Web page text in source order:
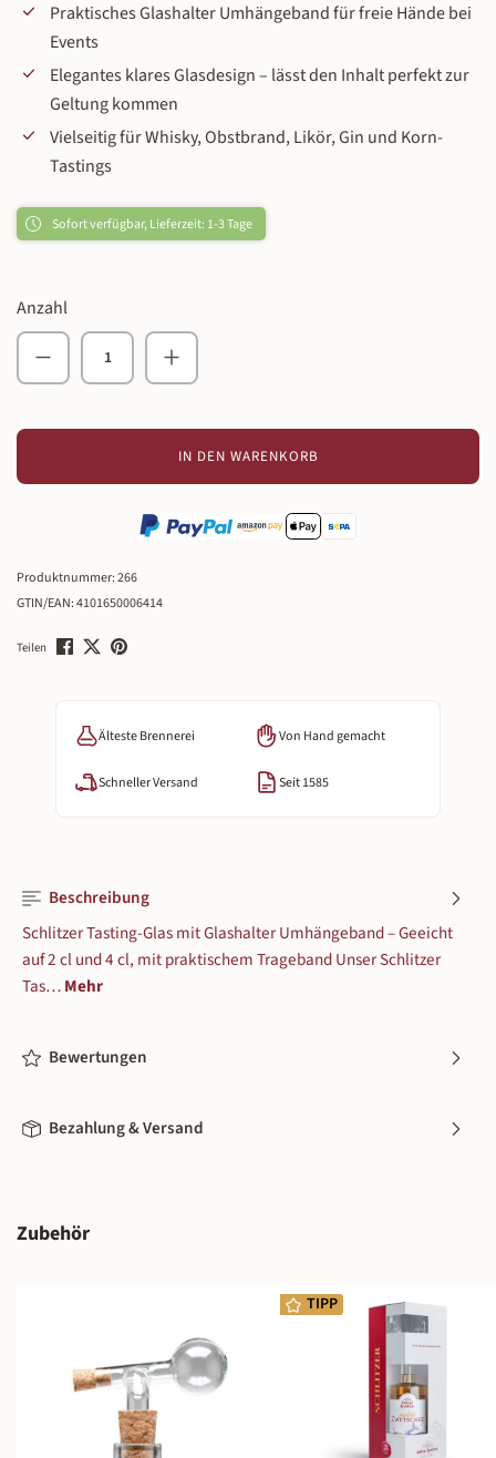
Praktisches Glashalter Umhängeband für freie Hände bei
Events
Elegantes klares Glasdesign – lässt den Inhalt perfekt zur
Geltung kommen
Vielseitig für Whisky, Obstbrand, Likör, Gin und Korn-
Tastings
Sofort verfügbar, Lieferzeit: 1-3 Tage
Anzahl
Produkt Anzahl: Gib den gewünschten Wert
IN DEN WARENKORB
Produktnummer:266
GTIN/EAN:4101650006414
Teilen
Älteste Brennerei Von Hand gemacht
Schneller Versand Seit 1585
Beschreibung
Schlitzer Tasting-Glas mit Glashalter Umhängeband – Geeicht
auf 2 cl und 4 cl, mit praktischem Trageband Unser Schlitzer
Tas…Mehr
Bewertungen
Bezahlung & Versand
Produktgalerie überspringen
Zubehör
TIPP